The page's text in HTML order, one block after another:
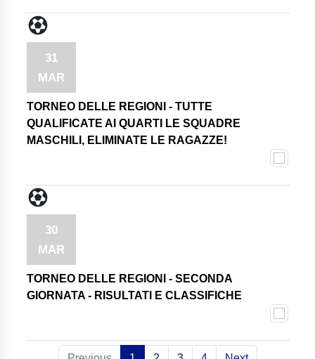
31
MAR
TORNEO DELLE REGIONI - TUTTE
QUALIFICATE AI QUARTI LE SQUADRE
MASCHILI, ELIMINATE LE RAGAZZE!
30
MAR
TORNEO DELLE REGIONI - SECONDA
GIORNATA - RISULTATI E CLASSIFICHE